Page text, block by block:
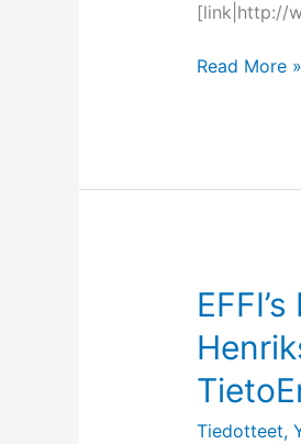
[link|http://
Kirjamessujen
Read More »
Tiedotteet,